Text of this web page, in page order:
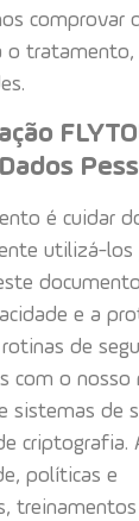
comprovar
tratamento,
é cuidar
utilizá-los
e a
de
com o nosso
sistemas de
criptografia.
políticas e